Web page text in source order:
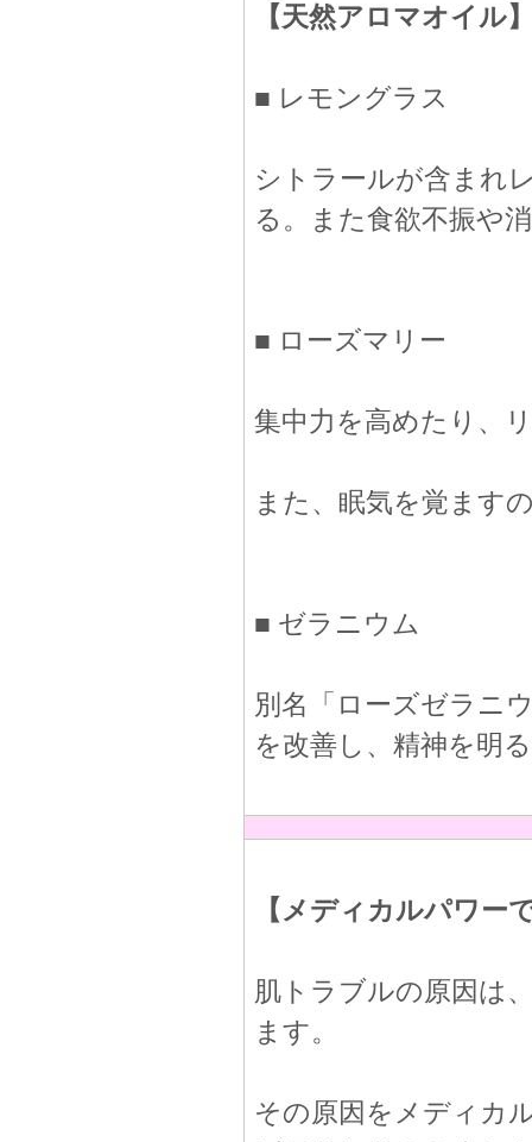
【天然アロマオイル
■ レモングラス
シトラールが含まれ
る。また食欲不振や
■ ローズマリー
集中力を高めたり、
また、眠気を覚ます
■ ゼラニウム
別名「ローズゼラニ
を改善し、精神を明
【メディカルパワー
肌トラブルの原因は
ます。
その原因をメディカ